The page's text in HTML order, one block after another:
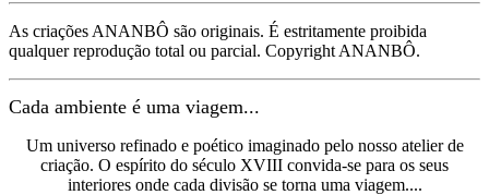
As criações ANANBÔ são originais. É estritamente proibida
qualquer reprodução total ou parcial. Copyright ANANBÔ.
Cada ambiente é uma viagem...
Um universo refinado e poético imaginado pelo nosso atelier de
criação. O espírito do século XVIII convida-se para os seus
interiores onde cada divisão se torna uma viagem....